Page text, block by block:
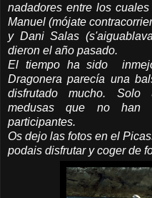
nadadores entre los
Manuel (mójate
y Dani Salas
dieron el año pasado.
El tiempo ha sido
Dragonera parecía una
disfrutado mucho. Solo
medusas que no han
participantes.
Os dejo las fotos en el
podais disfrutar y coger de